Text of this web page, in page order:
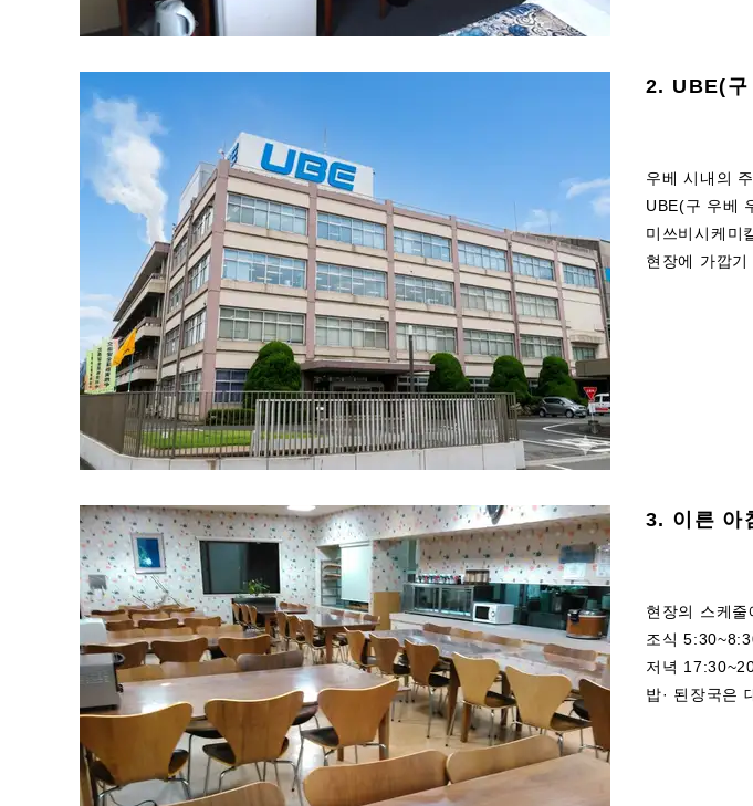
2. UBE(구
우베 시내의
UBE(구 우베
미쓰비시케미
현장에 가깝
3. 이른 아
현장의 스케
조식
저녁
밥· 된장국은